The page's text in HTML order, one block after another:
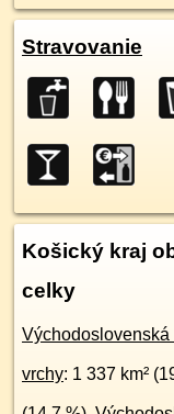
Stravovanie
Košický kraj
celky
Východoslovenská
vrchy: 1 337 km²